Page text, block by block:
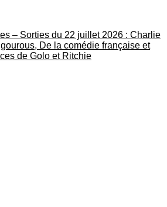
– Sorties du 22 juillet 2026 : Charlie
De la comédie française et
de Golo et Ritchie